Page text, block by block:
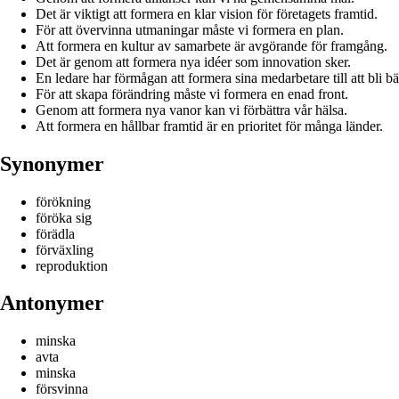
Det är viktigt att formera en klar vision för företagets framtid.
För att övervinna utmaningar måste vi formera en plan.
Att formera en kultur av samarbete är avgörande för framgång.
Det är genom att formera nya idéer som innovation sker.
En ledare har förmågan att formera sina medarbetare till att bli
För att skapa förändring måste vi formera en enad front.
Genom att formera nya vanor kan vi förbättra vår hälsa.
Att formera en hållbar framtid är en prioritet för många länder.
Synonymer
förökning
föröka sig
förädla
förväxling
reproduktion
Antonymer
minska
avta
minska
försvinna